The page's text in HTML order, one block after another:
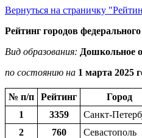
Вернуться на страничку
Рейтинг городов
Вид образования: Дошкольное
по состоянию на 1 марта 2025
№ п/п Рейтинг
Город
1
3359
Санкт-
2
760
Севастополь